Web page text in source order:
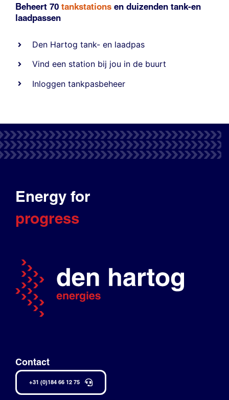
Beheert 70 tankstations en duizenden tank-en
laadpassen
Den Hartog tank- en laadpas
Vind een station bij jou in de buurt
Inloggen tankpasbeheer
Energy for
progress
Contact
+31 (0)184 66 12 75